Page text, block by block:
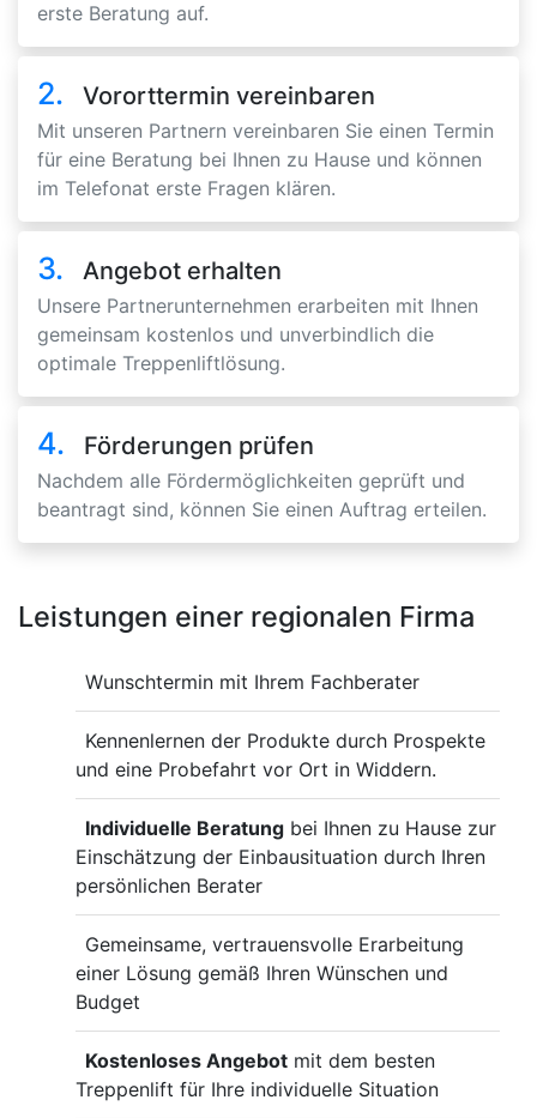
erste Beratung auf.
2. Vororttermin vereinbaren
Mit unseren Partnern vereinbaren Sie einen Termin
für eine Beratung bei Ihnen zu Hause und können
im Telefonat erste Fragen klären.
3. Angebot erhalten
Unsere Partnerunternehmen erarbeiten mit Ihnen
gemeinsam kostenlos und unverbindlich die
optimale Treppenliftlösung.
4. Förderungen prüfen
Nachdem alle Fördermöglichkeiten geprüft und
beantragt sind, können Sie einen Auftrag erteilen.
Leistungen einer regionalen Firma
Wunschtermin mit Ihrem Fachberater
Kennenlernen der Produkte durch Prospekte
und eine Probefahrt vor Ort in Widdern.
Individuelle Beratung bei Ihnen zu Hause zur
Einschätzung der Einbausituation durch Ihren
persönlichen Berater
Gemeinsame, vertrauensvolle Erarbeitung
einer Lösung gemäß Ihren Wünschen und
Budget
Kostenloses Angebot mit dem besten
Treppenlift für Ihre individuelle Situation